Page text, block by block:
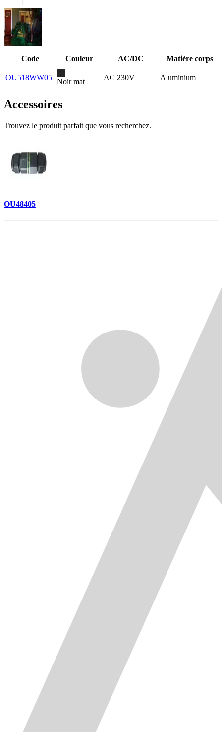
Code Couleur AC/DC Matière corps
OU518WW05 Noir mat AC 230V Aluminium
Accessoires
Trouvez le produit parfait que vous recherchez.
OU48405